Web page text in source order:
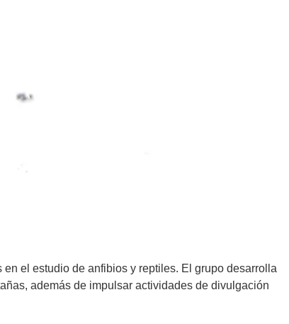
en el estudio de anfibios y reptiles. El grupo desarrolla
además de impulsar actividades de divulgación